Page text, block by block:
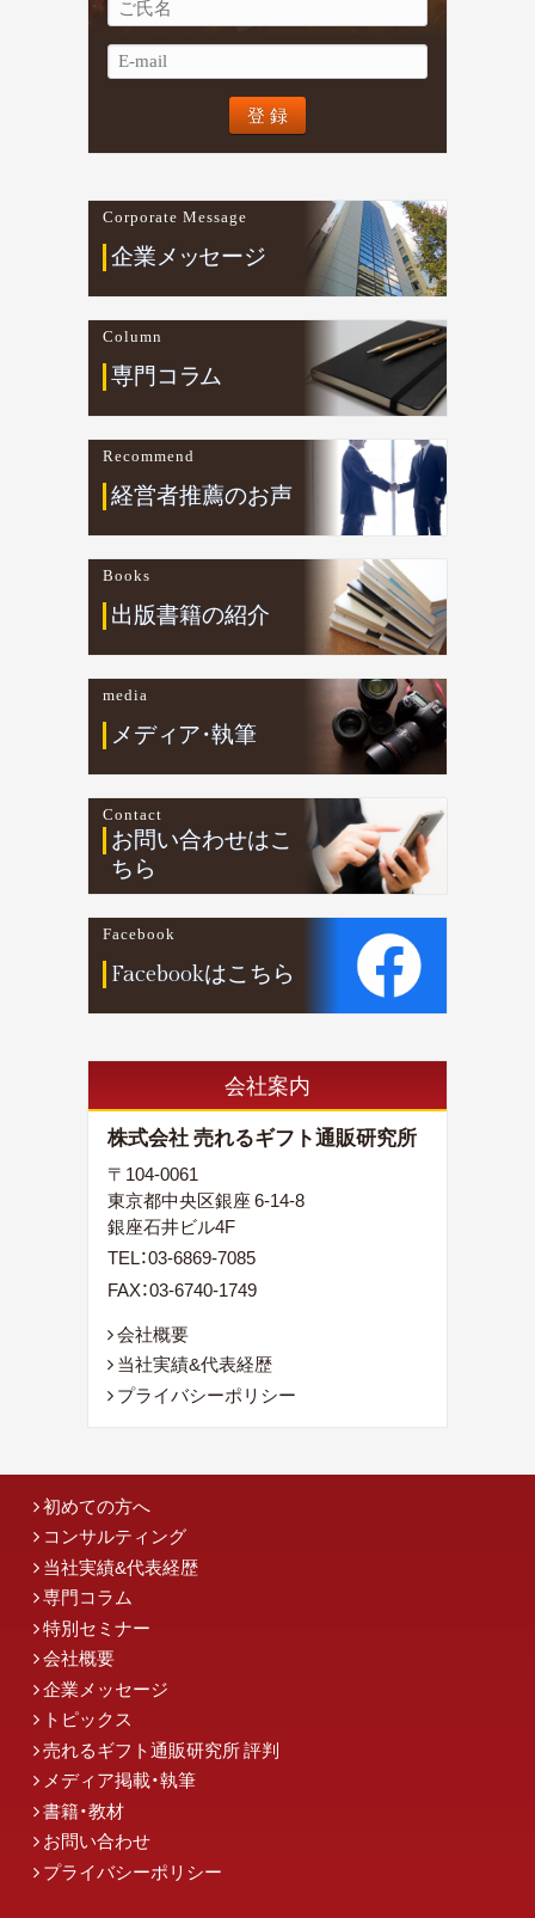
Corporate Message
企業メ ッセージ
Column
専門コ ラム
Recommend
経営者推薦のお声
Books
出版書籍の紹介
media
メディア・執筆
Contact
お問い合わせはこ
ちら
Facebook
Facebookはこちら
会社案内
株式会社 売れるギフト通販研究所
〒104-0061
東京都中央区銀座 6-14-8
銀座石井ビル4F
TEL：03-6869-7085
FAX：03-6740-1749
会社概要
当社実績&代表経歴
プライバシーポリシー
初めての方へ
コンサルティング
当社実績&代表経歴
専門コラム
特別セミナー
会社概要
企業メッセージ
トピックス
売れるギフト通販研究所 評判
メディア掲載・執筆
書籍・教材
お問い合わせ
プライバシーポリシー